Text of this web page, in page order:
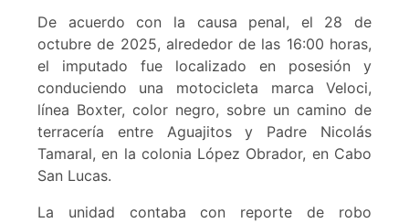
De acuerdo con la causa penal, el 28 de
octubre de 2025, alrededor de las 16:00 horas,
el imputado fue localizado en posesión y
conduciendo una motocicleta marca Veloci,
línea Boxter, color negro, sobre un camino de
terracería entre Aguajitos y Padre Nicolás
Tamaral, en la colonia López Obrador, en Cabo
San Lucas.
La unidad contaba con reporte de robo